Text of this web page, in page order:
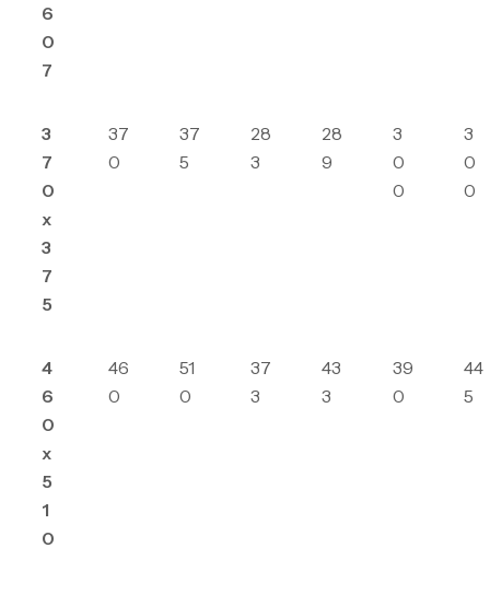
6
0
7
3
7
0
x
3
7
5
37
0
37
5
28
3
28
9
3
0
0
3
0
0
4
6
0
x
5
1
0
46
0
51
0
37
3
43
3
39
0
44
5